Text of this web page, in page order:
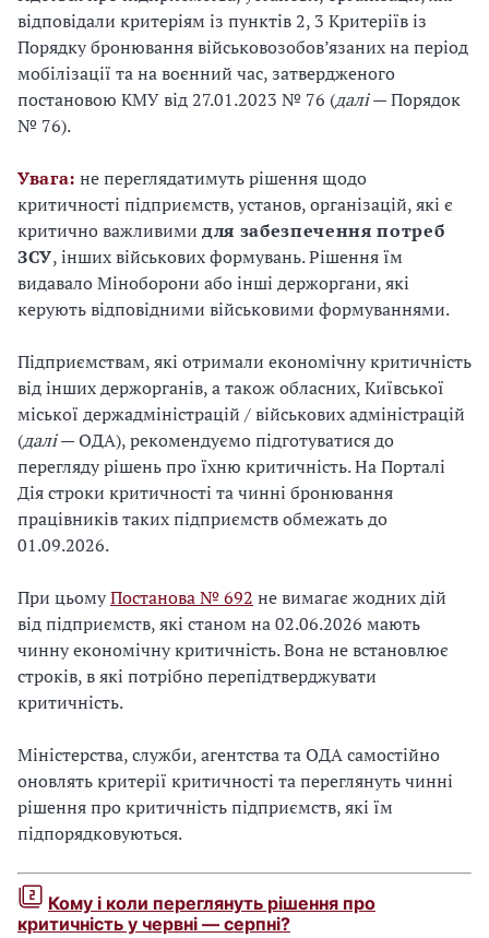
відповідали критеріям із пунктів 2, 3 Критеріїв із
Порядку бронювання військовозобов’язаних на період
мобілізації та на воєнний час, затвердженого
постановою КМУ від 27.01.2023 № 76 (далі— Порядок
№ 76).
Увага: не переглядатимуть рішення щодо
критичності підприємств, установ, організацій, які є
критично важливими для забезпечення потреб
ЗСУ, інших військових формувань. Рішення їм
видавало Міноборони або інші держоргани, які
керують відповідними військовими формуваннями.
Підприємствам, які отримали економічну критичність
від інших держорганів, а також обласних, Київської
міської держадміністрацій / військових адміністрацій
(далі— ОДА), рекомендуємо підготуватися до
перегляду рішень про їхню критичність. На Порталі
Дія строки критичності та чинні бронювання
працівників таких підприємств обмежать до
01.09.2026.
При цьомуПостанова № 692 не вимагає жодних дій
від підприємств, які станом на 02.06.2026 мають
чинну економічну критичність. Вона не встановлює
строків, в які потрібно перепідтверджувати
критичність.
Міністерства, служби, агентства та ОДА самостійно
оновлять критерії критичності та переглянуть чинні
рішення про критичність підприємств, які їм
підпорядковуються.
Кому і коли переглянуть рішення про
критичність у червні — серпні?